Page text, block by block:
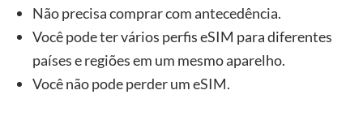
Não precisa comprar com antecedência.
Você pode ter vários perfis eSIM para diferentes
países e regiões em um mesmo aparelho.
Você não pode perder um eSIM.